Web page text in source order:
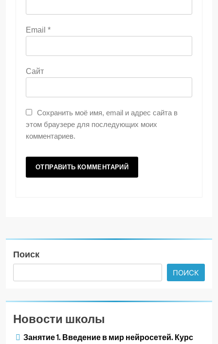
Email *
Сайт
Сохранить моё имя, email и адрес сайта в
этом браузере для последующих моих
комментариев.
Поиск
ПОИСК
Новости школы
Занятие 1. Введение в мир нейросетей. Курс